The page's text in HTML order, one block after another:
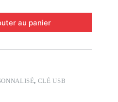
au panier
, CLÉ USB